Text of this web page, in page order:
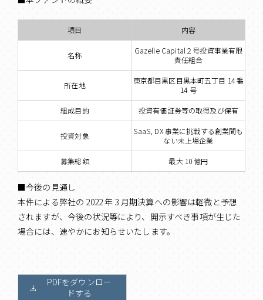
項目 内容
名称
Gazelle Capital２号投資事業有限
責任組合
所在地
東京都目黒区目黒本町五丁目 14 番
14 号
組成目的 投資有価証券等の取得及び保有
投資対象
SaaS, DX 事業に挑戦する創業間も
ない未上場企業
募集総額 最大 10 億円
■今後の見通し
本件による弊社の 2022 年 3 月期決算への影響は軽微と予想
されますが、今後の状況等により、開示すべき事項が生じた
場合には、速やかにお知らせいたします。
PDFをダウンロー
ドする